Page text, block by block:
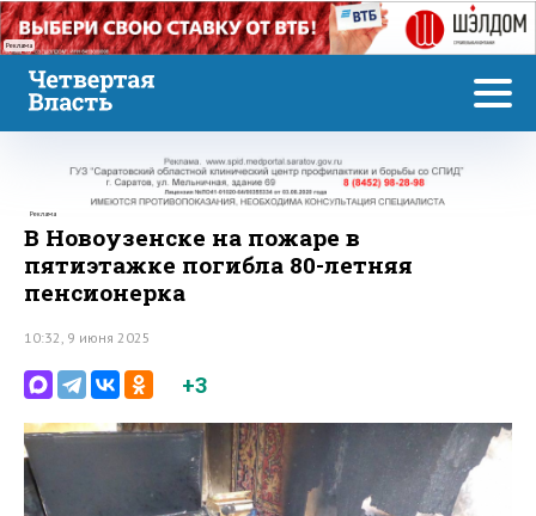
Реклама
Реклама
В Новоузенске на пожаре в
пятиэтажке погибла 80-летняя
пенсионерка
10:32, 9 июня 2025
+3